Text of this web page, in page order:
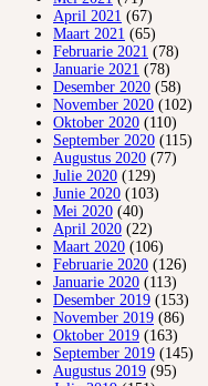
April 2021 (67)
Maart 2021 (65)
Februarie 2021 (78)
Januarie 2021 (78)
Desember 2020 (58)
November 2020 (102)
Oktober 2020 (110)
September 2020 (115)
Augustus 2020 (77)
Julie 2020 (129)
Junie 2020 (103)
Mei 2020 (40)
April 2020 (22)
Maart 2020 (106)
Februarie 2020 (126)
Januarie 2020 (113)
Desember 2019 (153)
November 2019 (86)
Oktober 2019 (163)
September 2019 (145)
Augustus 2019 (95)